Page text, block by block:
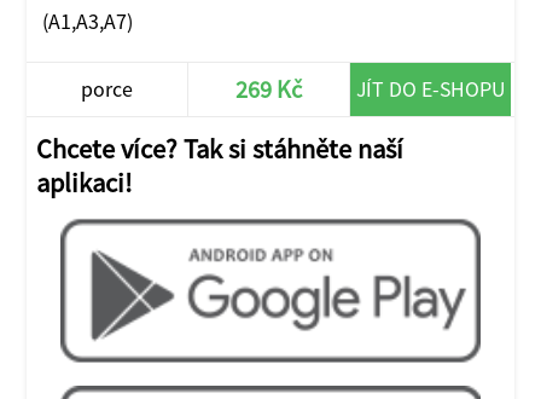
(A1,A3,A7)
porce 269 Kč JÍT DO E-SHOPU
Chcete více? Tak si stáhněte naší
aplikaci!